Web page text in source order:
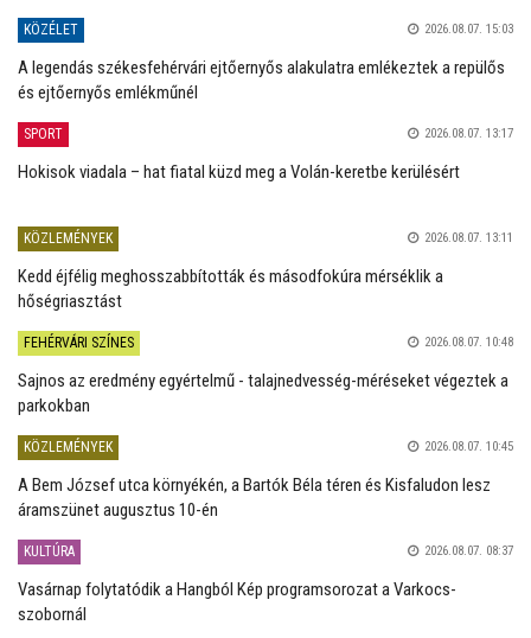
KÖZÉLET 2026.08.07. 15:03
A legendás székesfehérvári ejtőernyős alakulatra emlékeztek a repülős
és ejtőernyős emlékműnél
SPORT 2026.08.07. 13:17
Hokisok viadala – hat fiatal küzd meg a Volán-keretbe kerülésért
KÖZLEMÉNYEK 2026.08.07. 13:11
Kedd éjfélig meghosszabbították és másodfokúra mérséklik a
hőségriasztást
FEHÉRVÁRI SZÍNES 2026.08.07. 10:48
Sajnos az eredmény egyértelmű - talajnedvesség-méréseket végeztek a
parkokban
KÖZLEMÉNYEK 2026.08.07. 10:45
A Bem József utca környékén, a Bartók Béla téren és Kisfaludon lesz
áramszünet augusztus 10-én
KULTÚRA 2026.08.07. 08:37
Vasárnap folytatódik a Hangból Kép programsorozat a Varkocs-
szobornál